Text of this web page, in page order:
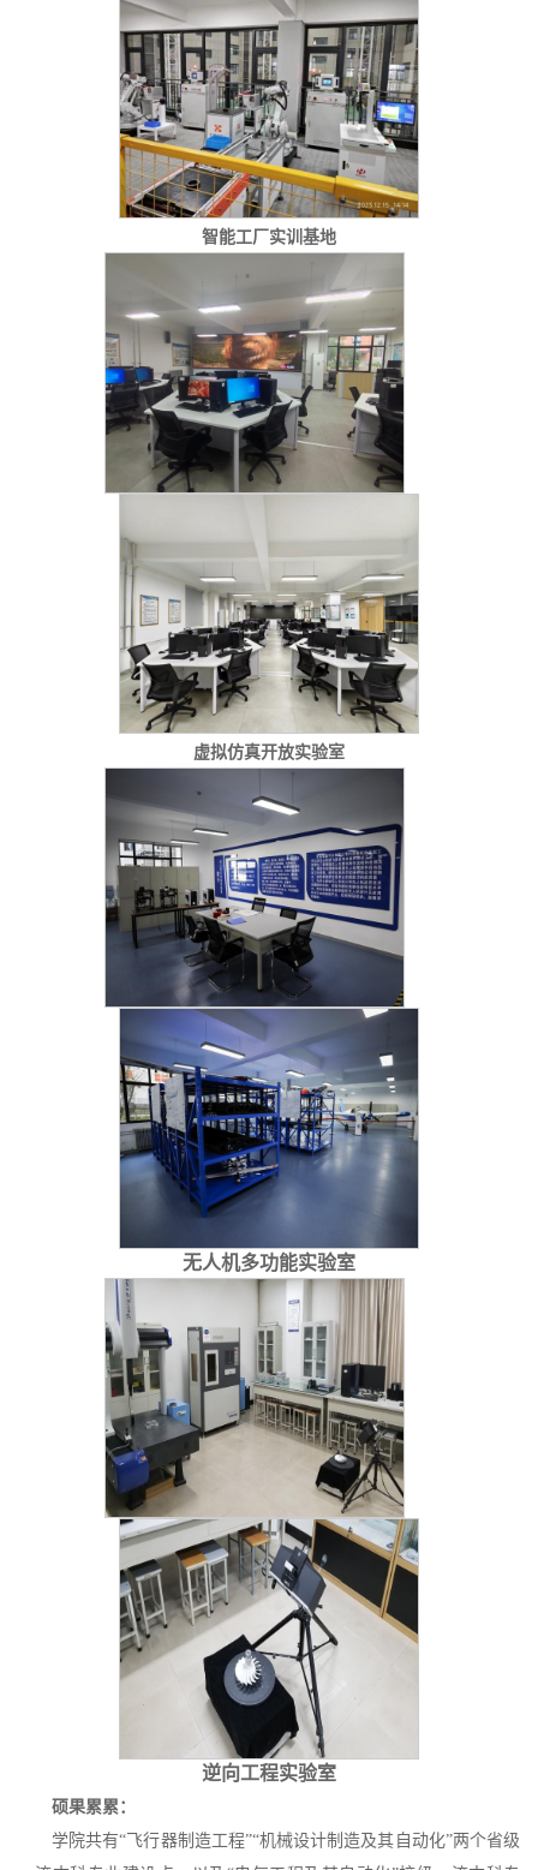
智能工厂实训基地
虚拟仿真开放实验室
无人机多功能实验室
逆向工程实验室
硕果累累：
学院共有“飞行器制造工程”“机械设计制造及其自动化”两个省级